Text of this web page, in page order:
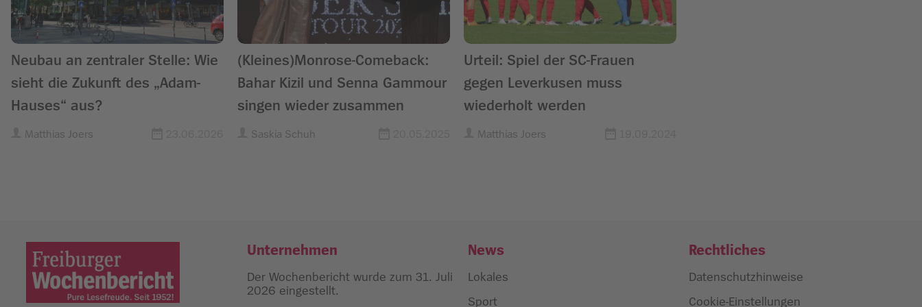
Neubau an zentraler Stelle: Wie
sieht die Zukunft des „Adam-
Hauses“ aus?
Matthias Joers
(Kleines)Monrose-Comeback:
Bahar Kizil und Senna Gammour
singen wieder zusammen
Saskia Schuh
Urteil: Spiel der SC-Frauen
gegen Leverkusen muss
wiederholt werden
Matthias Joers
Unternehmen
Der Wochenbericht wurde zum 31. Juli
2026 eingestellt.
News
Lokales
Sport
Rechtliches
Datenschutzhinweise
Cookie-Einstellungen